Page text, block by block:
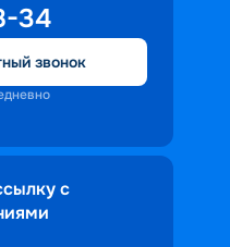
34
звонок
с